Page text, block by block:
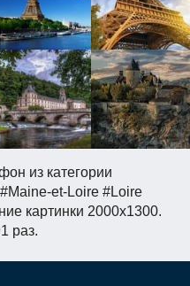
из категории
et-Loire #Loire
картинки 2000x1300.
раз.